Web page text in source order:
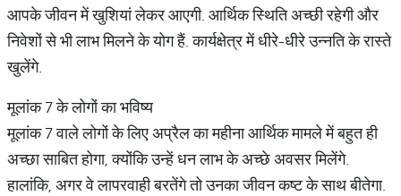
आपके जीवन में खुशियां लेकर आएगी. आर्थिक स्थिति अच्छी रहेगी और
निवेशों से भी लाभ मिलने के योग हैं. कार्यक्षेत्र में धीरे-धीरे उन्नति के रास्ते
खुलेंगे.
मूलांक 7 के लोगों का भविष्य
मूलांक 7 वाले लोगों के लिए अप्रैल का महीना आर्थिक मामले में बहुत ही
अच्छा साबित होगा, क्योंकि उन्हें धन लाभ के अच्छे अवसर मिलेंगे.
हालांकि, अगर वे लापरवाही बरतेंगे तो उनका जीवन कष्ट के साथ बीतेगा.